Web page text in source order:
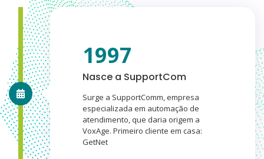
1997
Nasce a SupportCom
Surge a SupportComm, empresa
especializada em automação de
atendimento, que daria origem a
VoxAge. Primeiro cliente em casa:
GetNet